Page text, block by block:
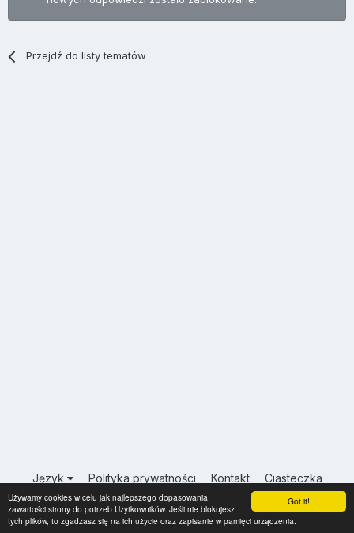
Got it!
Używamy cookies w celu jak najlepszego dopasowania
zawartości strony do potrzeb Użytkowników. Jeśli nie blokujesz
tych plików, to zgadzasz się na ich użycie oraz zapisanie w pamięci urządzenia.
Przejdź do listy tematów
Język Polityka prywatności Kontakt Ciasteczka
USA.INFO.PL
Powered by Invision Community